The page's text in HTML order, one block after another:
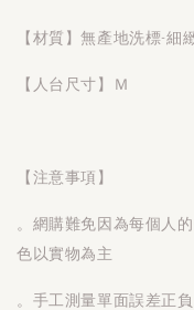
【材質】無產地洗標-細
【人台尺寸】Ｍ
【注意事項】
。網購難免因為每個人
色以實物為主
。手工測量單面誤差正